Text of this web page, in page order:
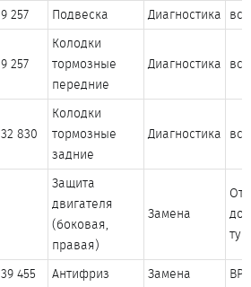
9 257 Подвеска Диагностика
9 257
Колодки
тормозные
передние
Диагностика
32 830
Колодки
тормозные
задние
Диагностика
Защита
двигателя
(боковая,
правая)
Замена
39 455 Антифриз Замена BP